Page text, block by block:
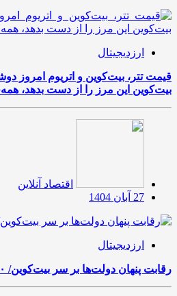
ارزدیجیتال
بیت‌کوین این مرز را از دست بدهد،
اقتصاد آنلاین
27 آبان 1404
ارزدیجیتال
رقابت پنهان دولت‌ها بر سر بیت‌کوین/ ۱۰ کشور برتر کدامند؟